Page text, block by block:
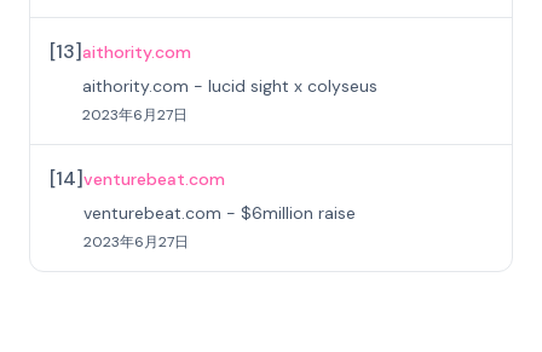
[13]aithority.com
aithority.com - lucid sight x colyseus
2023年6月27日
[14]venturebeat.com
venturebeat.com - $6million raise
2023年6月27日